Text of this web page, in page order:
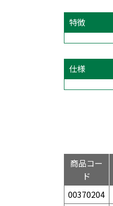
特徴
仕様
商品コー
ド
00370204